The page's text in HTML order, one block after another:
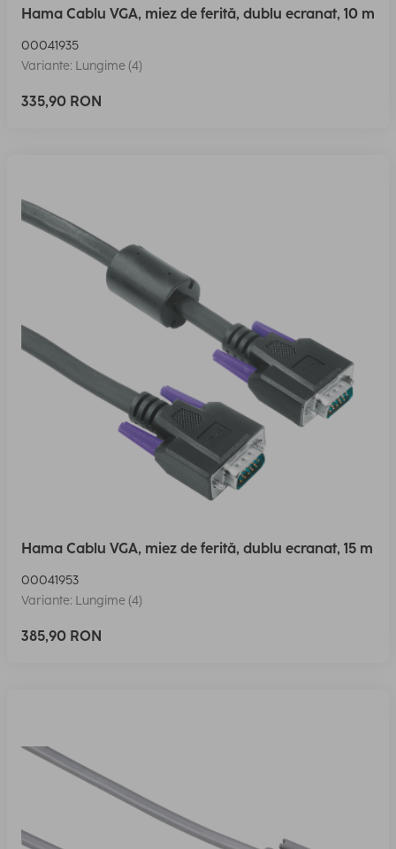
Hama Cablu VGA, miez de ferită, dublu ecranat, 10 m
00041935
Variante: Lungime (4)
335,90 RON
Hama Cablu VGA, miez de ferită, dublu ecranat, 15 m
00041953
Variante: Lungime (4)
385,90 RON